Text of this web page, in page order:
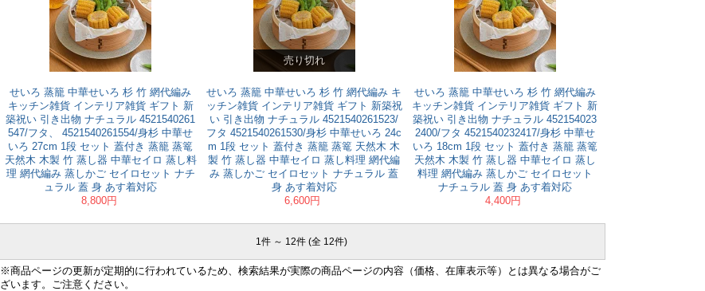
売り切れ
せいろ 蒸籠 中華せいろ 杉 竹 網代編み
キッチン雑貨 インテリア雑貨 ギフト 新
築祝い 引き出物 ナチュラル 4521540261
547/フタ、 4521540261554/身杉 中華せ
いろ 27cm 1段 セット 蓋付き 蒸籠 蒸篭
天然木 木製 竹 蒸し器 中華セイロ 蒸し料
理 網代編み 蒸しかご セイロセット ナチ
ュラル 蓋 身 あす着対応
8,800円
せいろ 蒸籠 中華せいろ 杉 竹 網代編み キ
ッチン雑貨 インテリア雑貨 ギフト 新築祝
い 引き出物 ナチュラル 4521540261523/
フタ 4521540261530/身杉 中華せいろ 24c
m 1段 セット 蓋付き 蒸籠 蒸篭 天然木 木
製 竹 蒸し器 中華セイロ 蒸し料理 網代編
み 蒸しかご セイロセット ナチュラル 蓋
身 あす着対応
6,600円
せいろ 蒸籠 中華せいろ 杉 竹 網代編み
キッチン雑貨 インテリア雑貨 ギフト 新
築祝い 引き出物 ナチュラル 452154023
2400/フタ 4521540232417/身杉 中華せ
いろ 18cm 1段 セット 蓋付き 蒸籠 蒸篭
天然木 木製 竹 蒸し器 中華セイロ 蒸し
料理 網代編み 蒸しかご セイロセット
ナチュラル 蓋 身 あす着対応
4,400円
1件 ～ 12件 (全 12件)
※商品ページの更新が定期的に行われているため、検索結果が実際の商品ページの内容（価格、在庫表示等）とは異なる場合がご
ざいます。ご注意ください。